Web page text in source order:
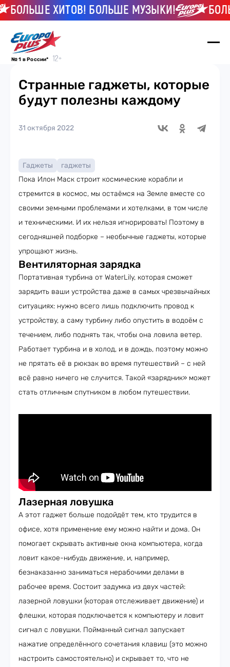
БОЛЬШЕ ХИТОВ! БОЛЬШЕ МУЗЫКИ!
№ 1 в России*
Странные гаджеты, которые
будут полезны каждому
31 октября 2022
Гаджеты
гаджеты
Пока Илон Маск строит космические корабли и
стремится в космос, мы остаёмся на Земле вместе со
своими земными проблемами и хотелками, в том числе
и техническими. И их нельзя игнорировать! Поэтому в
сегодняшней подборке – необычные гаджеты, которые
упрощают жизнь.
Вентиляторная зарядка
Портативная турбина от WaterLily, которая сможет
зарядить ваши устройства даже в самых чрезвычайных
ситуациях: нужно всего лишь подключить провод к
устройству, а саму турбину либо опустить в водоём с
течением, либо поднять так, чтобы она ловила ветер.
Работает турбина и в холод, и в дождь, поэтому можно
не прятать её в рюкзак во время путешествий – с ней
всё равно ничего не случится. Такой «зарядник» может
стать отличным спутником в любом путешествии.
Лазерная ловушка
А этот гаджет больше подойдёт тем, кто трудится в
офисе, хотя применение ему можно найти и дома. Он
помогает скрывать активные окна компьютера, когда
ловит какое-нибудь движение, и, например,
безнаказанно заниматься нерабочими делами в
рабочее время. Состоит задумка из двух частей:
лазерной ловушки (которая отслеживает движение) и
флешки, которая подключается к компьютеру и ловит
сигнал с ловушки. Пойманный сигнал запускает
нажатие определённого сочетания клавиш (это можно
настроить самостоятельно) и скрывает то, что не